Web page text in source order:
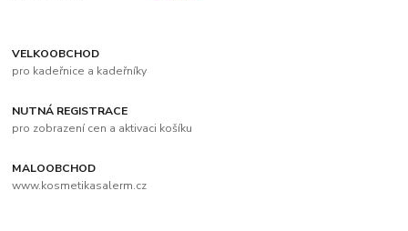
VELKOOBCHOD
pro kadeřnice a kadeřníky
NUTNÁ REGISTRACE
pro zobrazení cen a aktivaci košíku
MALOOBCHOD
www.kosmetikasalerm.cz